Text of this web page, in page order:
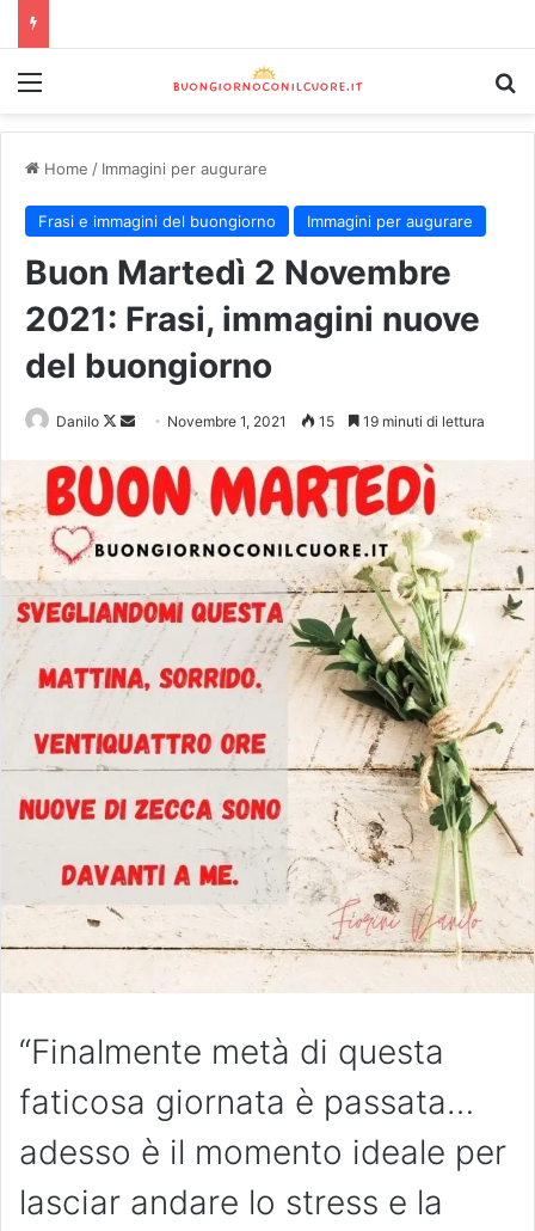
Home / Immagini per augurare
Frasi e immagini del buongiorno Immagini per augurare
Buon Martedì 2 Novembre
2021: Frasi, immagini nuove
del buongiorno
Danilo Novembre 1, 2021 15 19 minuti di lettura
“Finalmente metà di questa
faticosa giornata è passata…
adesso è il momento ideale per
lasciar andare lo stress e la